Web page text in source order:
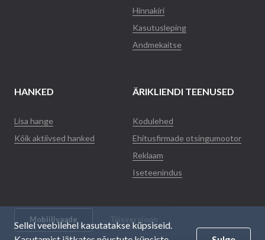
Hinnakiri
Kasutusleping
Andmekaitse
HANKED
Lisa hange
Kõik aktiivsed hanked
ÄRIKLIENDI TEENUSED
Kodulehed
Ehitusfirmade otsingumootor
Reklaam
Iseteenindus
Mobiilivaade
Sellel veebilehel kasutatakse küpsiseid.